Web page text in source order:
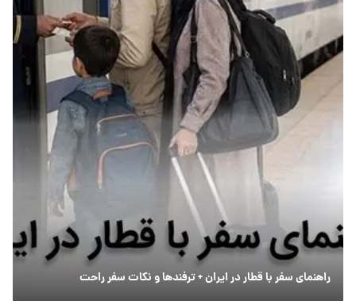
راهنمای سفر با قطار در ایران + ترفندها و نکات سفر راحت